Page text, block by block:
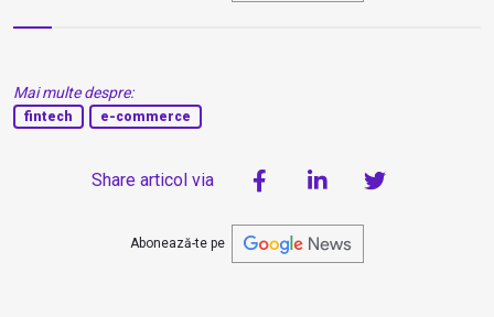
Mai multe despre:
fintech e-commerce
Share articol via
Abonează-te pe